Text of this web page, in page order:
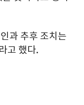
과 추후 조치는
고 했다.